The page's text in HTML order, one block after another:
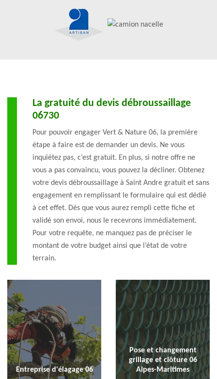
La gratuité du devis débroussaillage
06730
Pour pouvoir engager Vert & Nature 06, la première
étape à faire est de demander un devis. Ne vous
inquiétez pas, c’est gratuit. En plus, si notre offre ne
vous a pas convaincu, vous pouvez la décliner. Obtenez
votre devis débroussaillage à Saint Andre gratuit et sans
engagement en remplissant le formulaire qui est dédié
à cet effet. Dès que vous aurez rempli cette fiche et
validé son envoi, nous le recevrons immédiatement.
Pour votre requête, ne manquez pas de préciser le
montant de votre budget ainsi que l’état de votre
terrain.
Entreprise d'élagage 06
Pose et changement
grillage et clôture 06
Alpes-Maritimes